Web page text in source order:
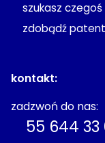
kontakt:
zadzwoń do nas:
55 644 33
szukasz
zdobądź